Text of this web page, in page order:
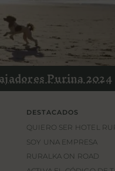
Purina 2024
DESTACADOS
QUIERO SER HOTEL
SOY UNA EMPRESA
RURALKA ON ROAD